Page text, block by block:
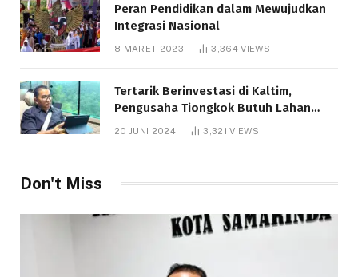
Peran Pendidikan dalam Mewujudkan
Integrasi Nasional
8 MARET 2023 3,364VIEWS
Tertarik Berinvestasi di Kaltim,
Pengusaha Tiongkok Butuh Lahan
1.000 Hektare
20 JUNI 2024 3,321VIEWS
Don't Miss